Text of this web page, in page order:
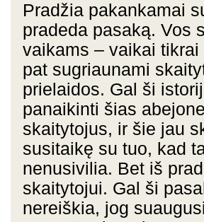
Pradžia pakankamai
pradeda pasaką. Vos
vaikams – vaikai
pat sugriaunami
prielaidos. Gal ši
panaikinti šias
skaitytojus, ir šie jau
susitaikę su tuo, kad
nenusivilia. Bet iš
skaitytojui. Gal ši
nereiškia, jog